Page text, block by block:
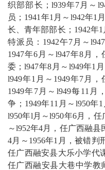
织部部长；l939年7月～
员；1941年1月～l942年1
长、青年部部长；1942年
特派员：1942午7月～
1947年6月～l947年8月
委；l947年8月～l949年1
l949年1月～1949年7月
1949年7月～l949每11
争；1949年11月～l950年
l950年l月～l950年6月，任
～l952年4月，任广西融
4月～1956年1月，被错判
任广西融安县大乐小学代
任广西融安县大巷中学教